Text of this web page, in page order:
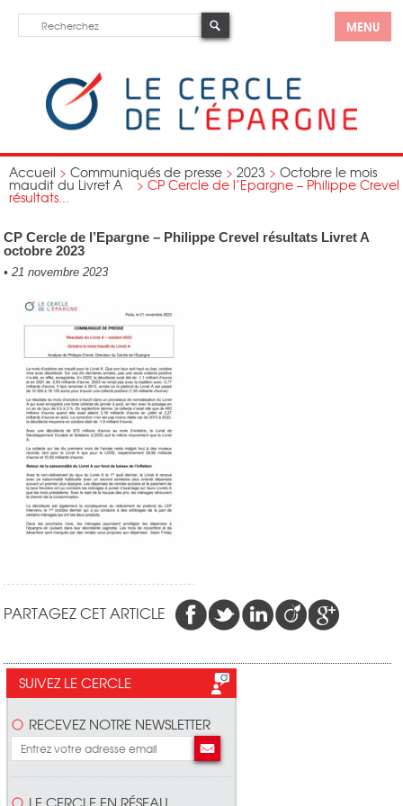
MENU
Accueil > Communiqués de presse > 2023 > Octobre le mois
maudit du Livret A > CP Cercle de l’Epargne – Philippe Crevel
résultats...
CP Cercle de l’Epargne – Philippe Crevel résultats Livret A
octobre 2023
• 21 novembre 2023
PARTAGEZ CET ARTICLE
SUIVEZ LE CERCLE
RECEVEZ NOTRE NEWSLETTER
LE CERCLE EN RÉSEAU